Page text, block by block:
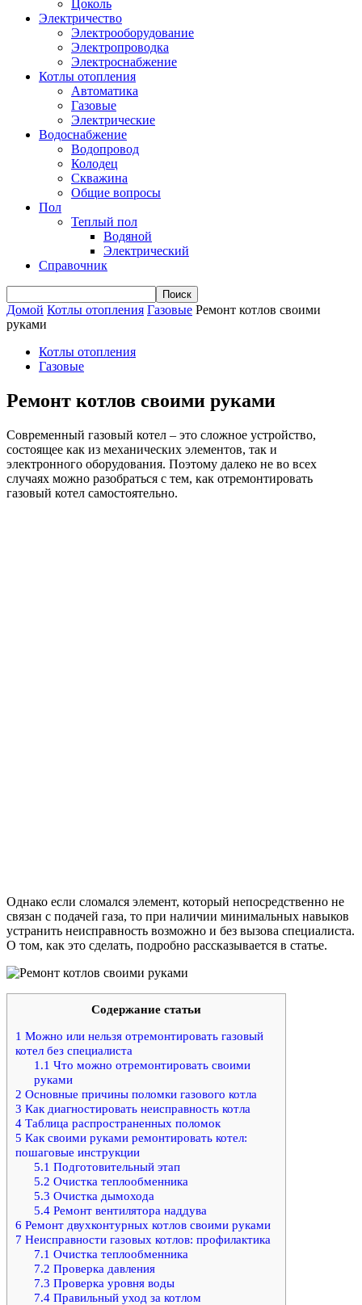
Цоколь
Электричество
Электрооборудование
Электропроводка
Электроснабжение
Котлы отопления
Автоматика
Газовые
Электрические
Водоснабжение
Водопровод
Колодец
Скважина
Общие вопросы
Пол
Теплый пол
Водяной
Электрический
Справочник
Домой Котлы отопления Газовые Ремонт котлов своими
руками
Котлы отопления
Газовые
Ремонт котлов своими руками
Современный газовый котел – это сложное устройство,
состоящее как из механических элементов, так и
электронного оборудования. Поэтому далеко не во всех
случаях можно разобраться с тем, как отремонтировать
газовый котел самостоятельно.
Однако если сломался элемент, который непосредственно не
связан с подачей газа, то при наличии минимальных навыков
устранить неисправность возможно и без вызова специалиста.
О том, как это сделать, подробно рассказывается в статье.
Содержание статьи
1 Можно или нельзя отремонтировать газовый
котел без специалиста
1.1 Что можно отремонтировать своими
руками
2 Основные причины поломки газового котла
3 Как диагностировать неисправность котла
4 Таблица распространенных поломок
5 Как своими руками ремонтировать котел:
пошаговые инструкции
5.1 Подготовительный этап
5.2 Очистка теплообменника
5.3 Очистка дымохода
5.4Ремонт вентилятора наддува
6 Ремонт двухконтурных котлов своими руками
7 Неисправности газовых котлов: профилактика
7.1 Очистка теплообменника
7.2 Проверка давления
7.3 Проверка уровня воды
7.4Правильный уход за котлом